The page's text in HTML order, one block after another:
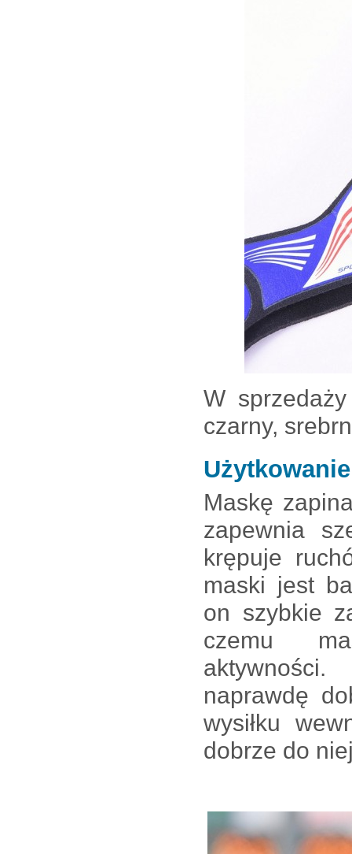
W
czarny,
Użytkowanie
Maskę
zapewnia
krępuje
maski jest
on szybkie
czemu
aktywności.
naprawdę
wysiłku
dobrze do